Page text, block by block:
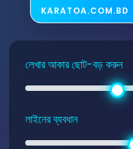
KARATOA.COM.BD
লেখার আকার ছোট-বড় করুন
লাইনের ব্যবধান